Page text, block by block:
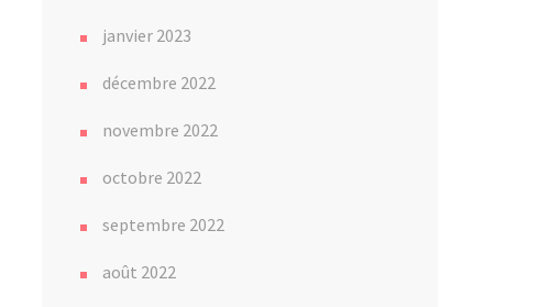
janvier 2023
décembre 2022
novembre 2022
octobre 2022
septembre 2022
août 2022